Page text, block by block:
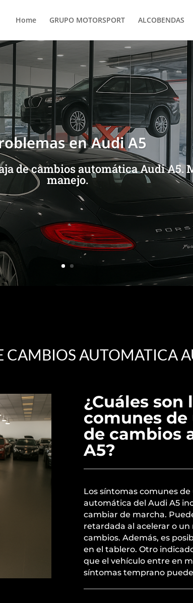
Home GRUPO MOTORSPORT ALCOBENDAS
en Audi A5
de cambios automática Audi A5.
manejo.
CAMBIOS AUTOMATICA
¿Cuáles son
comunes de
de cambios
A5?
Los síntomas comunes
automática del Audi A5
cambiar de marcha.
retardada al acelerar o
cambios. Además, es
en el tablero. Otro
que el vehículo entre en
síntomas temprano